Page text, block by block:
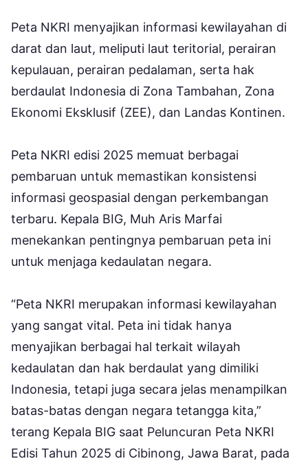
Peta NKRI menyajikan informasi kewilayahan di
darat dan laut, meliputi laut teritorial, perairan
kepulauan, perairan pedalaman, serta hak
berdaulat Indonesia di Zona Tambahan, Zona
Ekonomi Eksklusif (ZEE), dan Landas Kontinen.
Peta NKRI edisi 2025 memuat berbagai
pembaruan untuk memastikan konsistensi
informasi geospasial dengan perkembangan
terbaru. Kepala BIG, Muh Aris Marfai
menekankan pentingnya pembaruan peta ini
untuk menjaga kedaulatan negara.
“Peta NKRI merupakan informasi kewilayahan
yang sangat vital. Peta ini tidak hanya
menyajikan berbagai hal terkait wilayah
kedaulatan dan hak berdaulat yang dimiliki
Indonesia, tetapi juga secara jelas menampilkan
batas-batas dengan negara tetangga kita,”
terang Kepala BIG saat Peluncuran Peta NKRI
Edisi Tahun 2025 di Cibinong, Jawa Barat, pada